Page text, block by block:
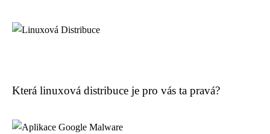
Která linuxová distribuce je pro vás ta pravá?